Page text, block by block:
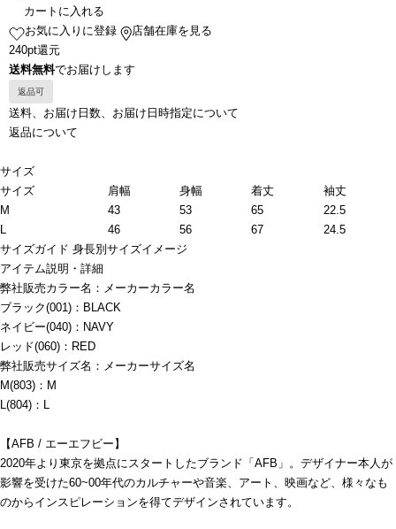
カートに入れる
お気に入りに登録
店舗在庫を見る
240pt還元
送料無料でお届けします
返品可
送料、お届け日数、お届け日時指定について
返品について
サイズ
サイズ
肩幅 身幅 着丈
袖丈
M
43 53 65
22.5
L
46 56 67
24.5
サイズガイド 身長別サイズイメージ
アイテム説明・詳細
弊社販売カラー名：メーカーカラー名
ブラック(001)：BLACK
ネイビー(040)：NAVY
レッド(060)：RED
弊社販売サイズ名：メーカーサイズ名
M(803)：M
L(804)：L
【AFB / エーエフビー】
2020年より東京を拠点にスタートしたブランド「AFB」。デザイナー本人が
影響を受けた60~00年代のカルチャーや音楽、アート、映画など、様々なも
のからインスピレーションを得てデザインされています。